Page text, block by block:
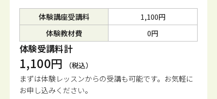
体験講座受講料
1,100円
体験教材費
0円
体験受講料計
1,100円 （税込）
まずは体験レッスンからの受講も可能です。 お気軽に
お申し込みください。